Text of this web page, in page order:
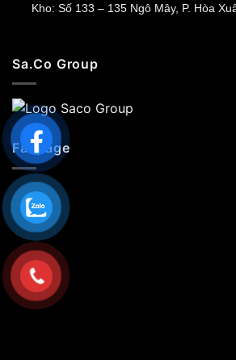
Kho: Số 133 – 135 Ngô Mây, P. Hòa
Sa.Co Group
Fanpage